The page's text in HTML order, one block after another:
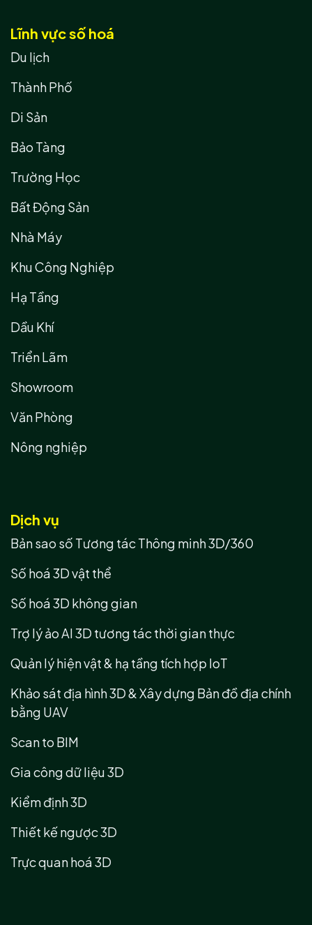
Lĩnh vực số hoá
Du lịch
Thành Phố
Di Sản
Bảo Tàng
Trường Học
Bất Động Sản
Nhà Máy
Khu Công Nghiệp
Hạ Tầng
Dầu Khí
Triển Lãm
Showroom
Văn Phòng
Nông nghiệp
Dịch vụ
Bản sao số Tương tác Thông minh 3D/360
Số hoá 3D vật thể
Số hoá 3D không gian
Trợ lý ảo AI 3D tương tác thời gian thực
Quản lý hiện vật & hạ tầng tích hợp IoT
Khảo sát địa hình 3D & Xây dựng Bản đồ địa chính
bằng UAV
Scan to BIM
Gia công dữ liệu 3D
Kiểm định 3D
Thiết kế ngược 3D
Trực quan hoá 3D